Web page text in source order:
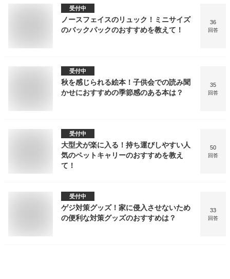
受付中
ノースフェイスのリュック！ミニサイズ
のバックパックのおすすめを教えて！
36
回答
受付中
秋を感じられる絵本！子供会での読み聞
かせにおすすめの季節感のある本は？
35
回答
受付中
大型犬が楽に入る！持ち運びしやすい人
気のペットキャリーのおすすめを教え
て！
50
回答
受付中
ゲジ対策グッズ！家に侵入させないため
の便利な対策グッズのおすすめは？
33
回答